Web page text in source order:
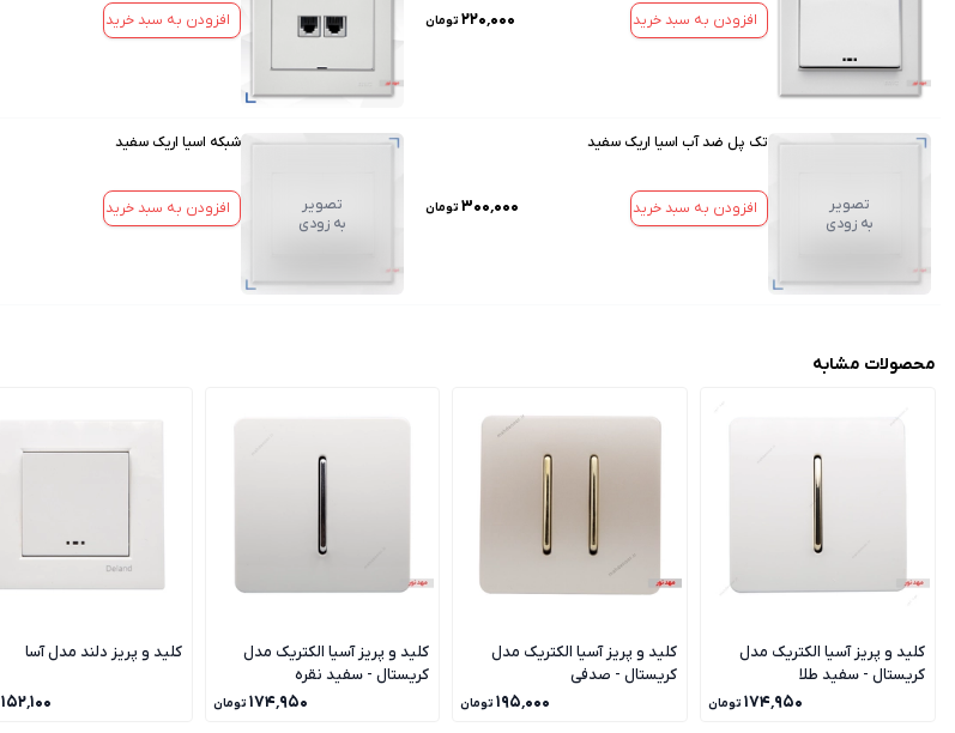
افزودن به سبد خرید ۲۲۰٬۰۰۰ تومان افزودن به سبد خرید
تصویر
به زودی
تک پل ضد آب اسیا اریک سفید
افزودن به سبد خرید ۳۰۰٬۰۰۰ تومان
تصویر
به زودی
شبکه اسیا اریک سفید
افزودن به سبد خرید
محصولات مشابه
کلید و پریز آسیا الکتریک مدل
کریستال - سفید طلا
۱۷۴٬۹۵۰ تومان
کلید و پریز آسیا الکتریک مدل
کریستال - صدفی
۱۹۵٬۰۰۰ تومان
کلید و پریز آسیا الکتریک مدل
کریستال - سفید نقره
۱۷۴٬۹۵۰ تومان
کلید و پریز دلند مدل آسا
۱۵۲٬۱۰۰